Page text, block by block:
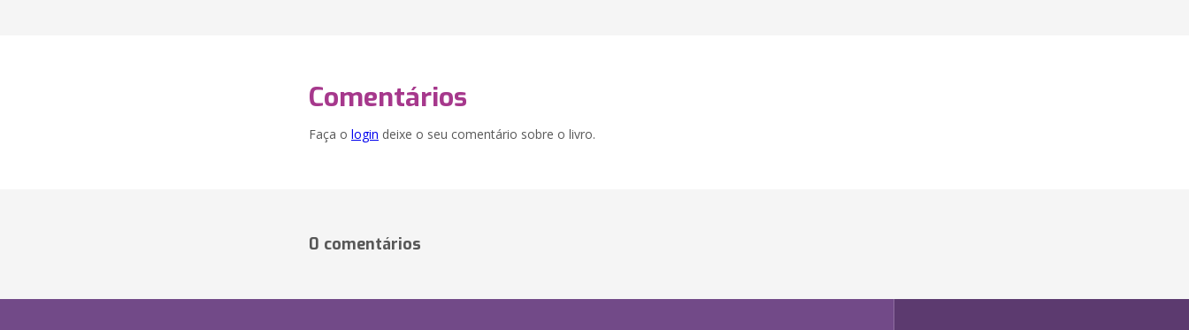
Comentários
Faça o login deixe o seu comentário sobre o livro.
0 comentários